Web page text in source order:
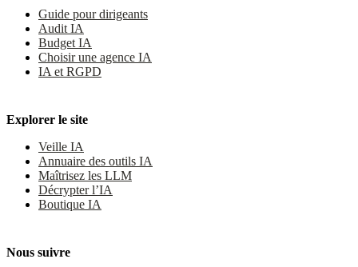
Guide pour dirigeants
Audit IA
Budget IA
Choisir une agence IA
IA et RGPD
Explorer le site
Veille IA
Annuaire des outils IA
Maîtrisez les LLM
Décrypter l’IA
Boutique IA
Nous suivre